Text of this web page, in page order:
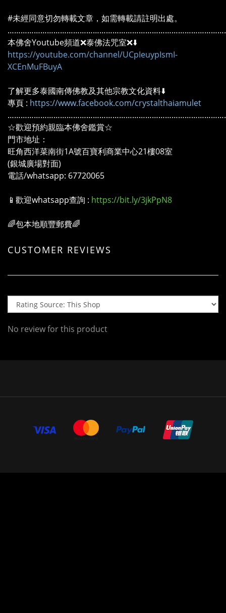
#未經同意切勿轉載文章，如需轉載請註明出處。
本佛舍Youtube頻道❌泰佛法咒室❌⬇️
https://youtube.com/channel/UCpIeuypIsmI-
XCEnMuFBuyA
了解更多泰國南傳佛教及其他宗教文化資料⬇️
專頁 : https://www.facebook.com/crystalthaiamulet
☆歡迎預約親臨本佛舍鑑賞☆
門市地址：
旺角西洋菜南街1A號百寶利商業中心21樓08室
(銀城廣場對面)
電話/whatsapp: 67720065
📱歡迎whatsapp查詢 : https://bit.ly/3jkPpN8
🌈包本地順豐郵費🌈
CUSTOMER REVIEWS
No review for this product